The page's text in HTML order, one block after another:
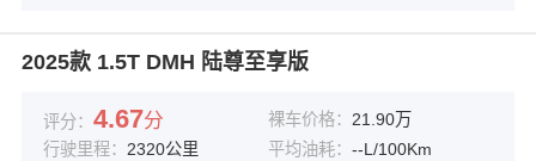
2025款 1.5T DMH 陆尊至享版
评分： 4.67分 裸车价格： 21.90万
行驶里程： 2320公里 平均油耗： --L/100Km